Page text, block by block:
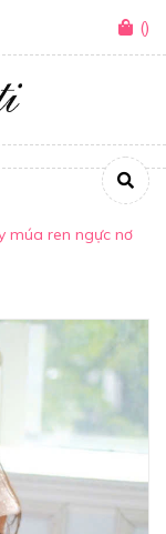
()
múa ren ngực nơ